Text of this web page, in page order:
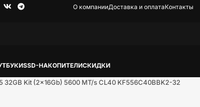
О компанииДоставка и оплатаКонтакты
SSD-НАКОПИТЕЛИСКИДКИ
32GB Kit (2x16Gb) 5600 MT/s CL40 KF556C40BBK2-32